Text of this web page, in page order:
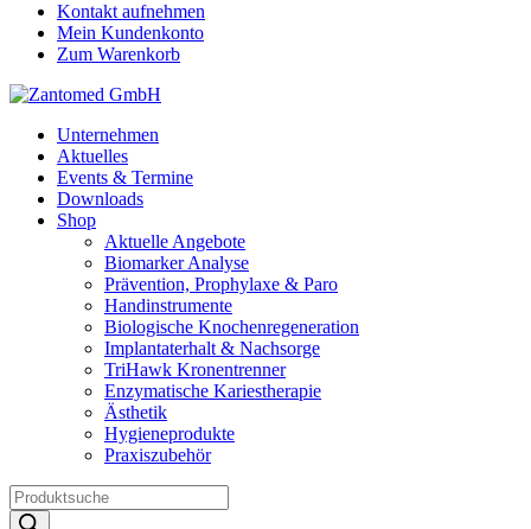
Kontakt aufnehmen
Mein Kundenkonto
Zum Warenkorb
Unternehmen
Aktuelles
Events & Termine
Downloads
Shop
Aktuelle Angebote
Biomarker Analyse
Prävention, Prophylaxe & Paro
Handinstrumente
Biologische Knochenregeneration
Implantaterhalt & Nachsorge
TriHawk Kronentrenner
Enzymatische Kariestherapie
Ästhetik
Hygieneprodukte
Praxiszubehör
Products
search